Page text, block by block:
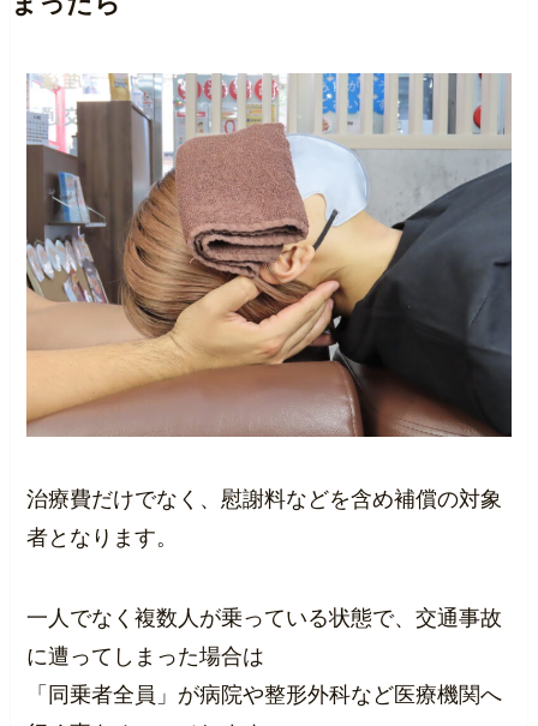
治療費だけでなく、慰謝料などを含め補償の対象
者となります。
一人でなく複数人が乗っている状態で、交通事故
に遭ってしまった場合は
「同乗者全員」が病院や整形外科など医療機関へ